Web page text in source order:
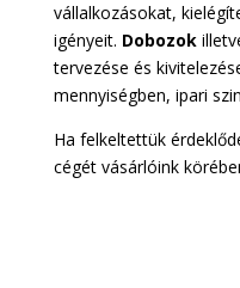
vállalkozásokat,
igényeit. Dobozok
tervezése és
mennyiségben, ipari
Ha felkeltettük
cégét vásárlóink